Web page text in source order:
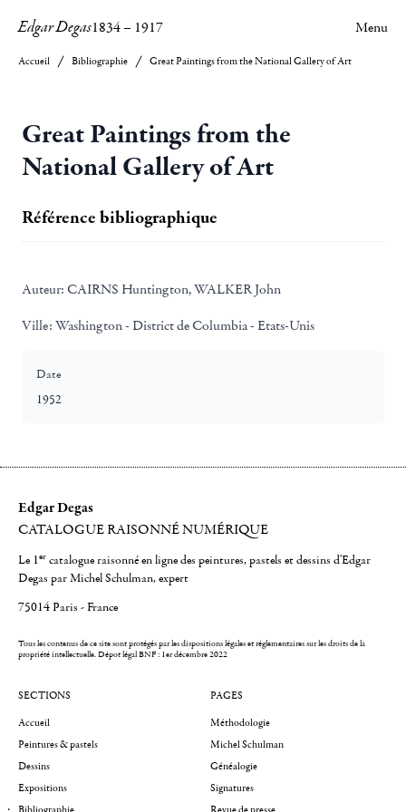
Edgar Degas1834– 1917 Menu
Accueil Bibliographie Great Paintings from the National Gallery of Art
Great Paintings from the
National Gallery of Art
Référence bibliographique
Auteur: CAIRNS Huntington, WALKER John
Ville: Washington - District de Columbia - Etats-Unis
Date
1952
Edgar Degas
CATALOGUE RAISONNÉ NUMÉRIQUE
Le 1er catalogue raisonné en ligne des peintures, pastels et dessins d'Edgar
Degas par Michel Schulman, expert
75014 Paris - France
Tous les contenus de ce site sont protégés par les dispositions légales et réglementaires sur les droits de la
propriété intellectuelle.Dépot légal BNF : 1er décembre 2022
SECTIONS
Accueil
Peintures & pastels
Dessins
Expositions
PAGES
Méthodologie
Michel Schulman
Généalogie
Signatures